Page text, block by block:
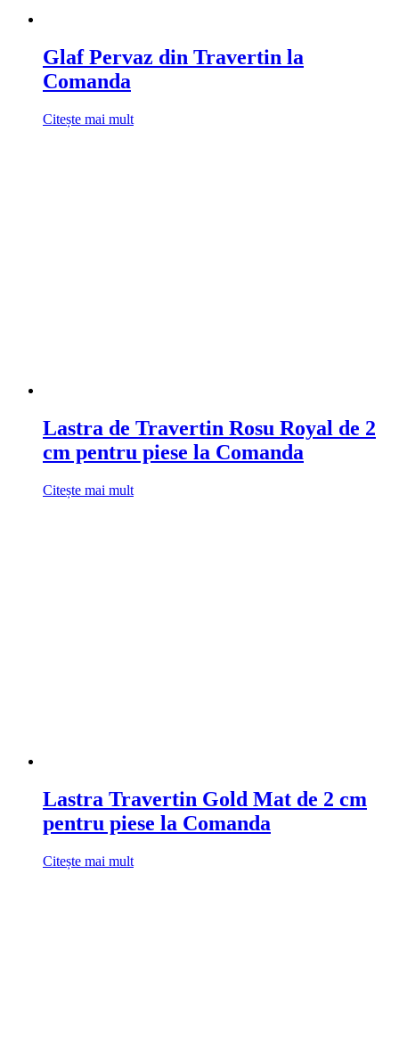
Glaf Pervaz din Travertin la
Comanda
Citește mai mult
Lastra de Travertin Rosu Royal de 2
cm pentru piese la Comanda
Citește mai mult
Lastra Travertin Gold Mat de 2 cm
pentru piese la Comanda
Citește mai mult